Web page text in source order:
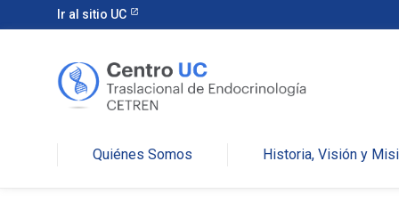
Ir al sitio UC
Quiénes Somos Historia, Visión y